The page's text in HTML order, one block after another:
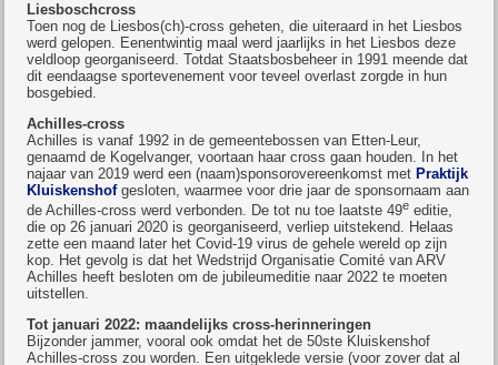
Liesboschcross
Toen nog de Liesbos(ch)-cross geheten, die uiteraard in het Liesbos
werd gelopen. Eenentwintig maal werd jaarlijks in het Liesbos deze
veldloop georganiseerd. Totdat Staatsbosbeheer in 1991 meende dat
dit eendaagse sportevenement voor teveel overlast zorgde in hun
bosgebied.
Achilles-cross
Achilles is vanaf 1992 in de gemeentebossen van Etten-Leur,
genaamd de Kogelvanger, voortaan haar cross gaan houden. In het
najaar van 2019 werd een (naam)sponsorovereenkomst met Praktijk
Kluiskenshofgesloten, waarmee voor drie jaar de sponsornaam aan
de Achilles-cross werd verbonden. De tot nu toe laatste 49e editie,
die op 26 januari 2020 is georganiseerd, verliep uitstekend. Helaas
zette een maand later het Covid-19 virus de gehele wereld op zijn
kop. Het gevolg is dat het Wedstrijd Organisatie Comité van ARV
Achilles heeft besloten om de jubileumeditie naar 2022 te moeten
uitstellen.
Tot januari 2022: maandelijks cross-herinneringen
Bijzonder jammer, vooral ook omdat het de 50ste Kluiskenshof
Achilles-cross zou worden. Een uitgeklede versie (voor zover dat al